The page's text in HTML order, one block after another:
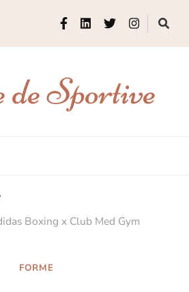
Sportive
Boxing x Club Med Gym
FORME